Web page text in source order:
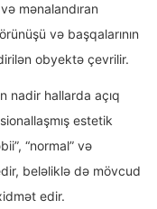
mənalandıran
və başqalarının
obyektə çevrilir.
nadir hallarda açıq
estetik
“normal” və
beləliklə də mövcud
edir.